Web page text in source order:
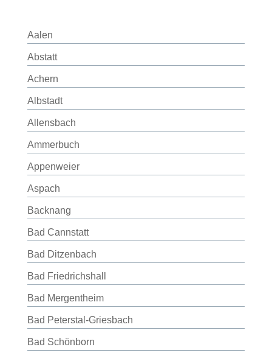
Aalen
Abstatt
Achern
Albstadt
Allensbach
Ammerbuch
Appenweier
Aspach
Backnang
Bad Cannstatt
Bad Ditzenbach
Bad Friedrichshall
Bad Mergentheim
Bad Peterstal-Griesbach
Bad Schönborn